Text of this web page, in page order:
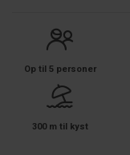
Op til 5 personer
300 m til kyst